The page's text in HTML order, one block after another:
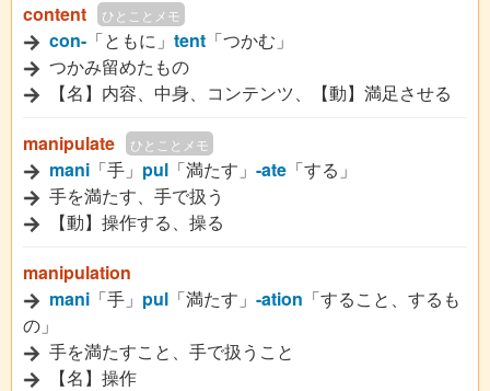
content ひとことメモ
con- 「ともに」 tent 「つかむ」
つかみ留めたもの
【名】内容、中身、コンテンツ、【動】満足させる
manipulate
ひとことメモ
mani 「手」 pul 「満たす」 -ate 「する」
手を満たす、手で扱う
【動】操作する、操る
manipulation
mani 「手」 pul 「満たす」 -ation 「すること、するも
の」
手を満たすこと、手で扱うこと
【名】操作